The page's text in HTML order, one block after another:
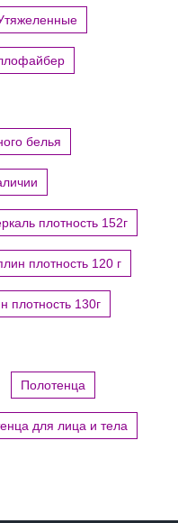
белья
плотность 152г
плотность 120 г
плотность 130г
Полотенца
для лица и тела